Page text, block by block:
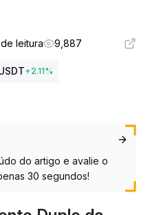
leitura 9,887
+2.11%
do artigo e avalie o
30 segundos!